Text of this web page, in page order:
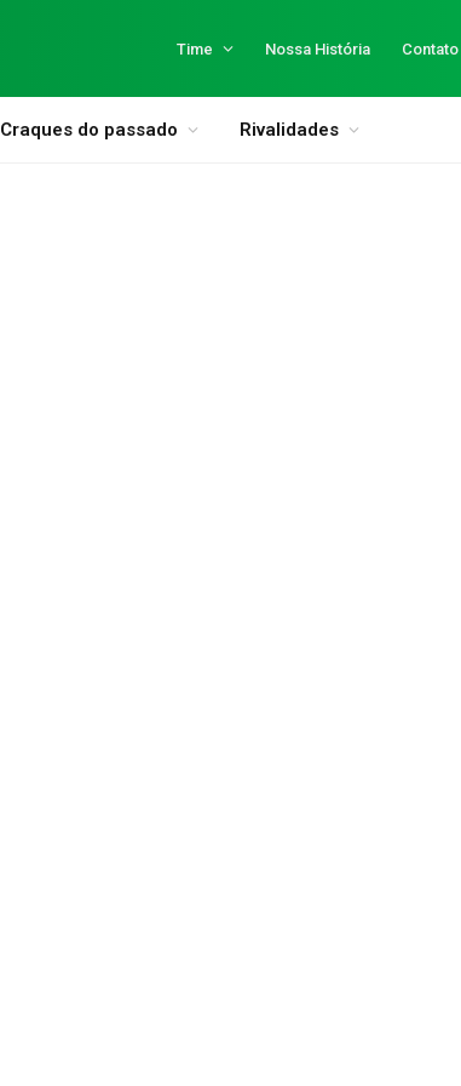
Time Nossa História Contato
Craques do passado Rivalidades